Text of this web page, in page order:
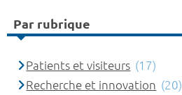
Par rubrique
Patients et visiteurs (17)
Recherche et innovation (20)